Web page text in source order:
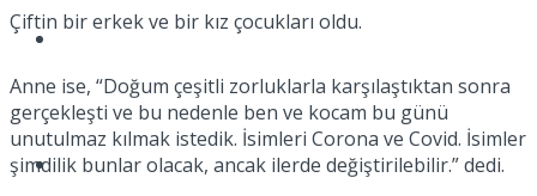
Dünya
Çiftin bir erkek ve bir kız çocukları oldu.
Anne ise, “Doğum çeşitli zorluklarla karşılaştıktan sonra
gerçekleşti ve bu nedenle ben ve kocam bu günü
unutulmaz kılmak istedik. İsimleri Corona ve Covid. İsimler
şimdilik bunlar olacak, ancak ilerde değiştirilebilir.” dedi.